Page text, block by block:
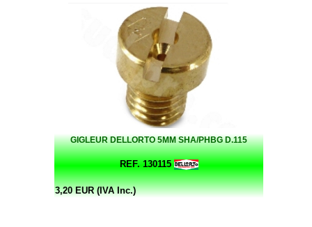
GIGLEUR DELLORTO 5MM SHA/PHBG D.115
REF. 130115
3,20 EUR (IVA Inc.)